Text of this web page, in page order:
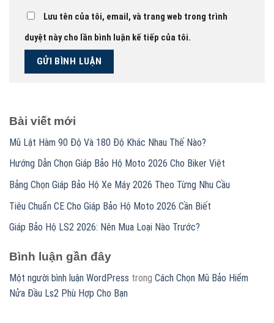
Lưu tên của tôi, email, và trang web trong trình
duyệt này cho lần bình luận kế tiếp của tôi.
Bài viết mới
Mũ Lật Hàm 90 Độ Và 180 Độ Khác Nhau Thế Nào?
Hướng Dẫn Chọn Giáp Bảo Hộ Moto 2026 Cho Biker Việt
Bảng Chọn Giáp Bảo Hộ Xe Máy 2026 Theo Từng Nhu Cầu
Tiêu Chuẩn CE Cho Giáp Bảo Hộ Moto 2026 Cần Biết
Giáp Bảo Hộ LS2 2026: Nên Mua Loại Nào Trước?
Bình luận gần đây
Một người bình luận WordPress trong Cách Chọn Mũ Bảo Hiểm
Nửa Đầu Ls2 Phù Hợp Cho Bạn